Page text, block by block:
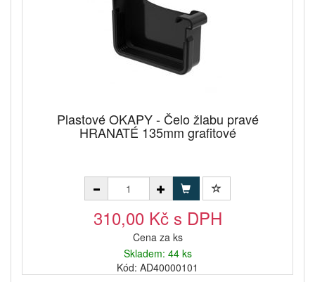
Plastové OKAPY - Čelo žlabu pravé
HRANATÉ 135mm grafitové
310,00 Kč s DPH
Cena za ks
Skladem: 44 ks
Kód: AD40000101